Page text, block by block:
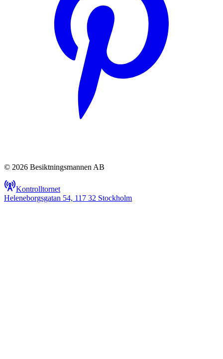
© 2026 Besiktningsmannen AB
Kontrolltornet
Heleneborgsgatan 54, 117 32 Stockholm